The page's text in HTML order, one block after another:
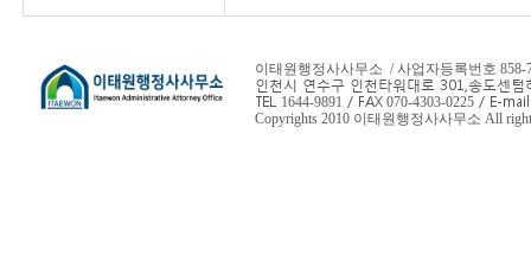
이태원행정사사무소 / 사업자등록번호 858-
인천시 연수구 인천타워대로 301,송도센텀
TEL 1644-9891 / FAX 070-4303-0225 / E-
Copyrights 2010 이태원행정사사무소 All